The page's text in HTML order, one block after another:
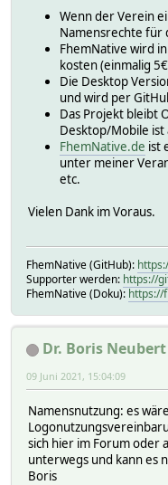
Wenn der Verein
Namensrechte für
FhemNative wird
kosten (einmalig
Die Desktop
und wird per
Das Projekt bleibt
Desktop/Mobile ist
FhemNative.de ist
unter meiner
etc.
Vielen Dank im Voraus.
FhemNative (GitHub):
Supporter werden: https://
FhemNative (Doku): https://
Dr. Boris Neubert
09 Juni 2021, 15:04:09
Namensnutzung: es
sich hier im Forum oder
unterwegs und kann es
Boris